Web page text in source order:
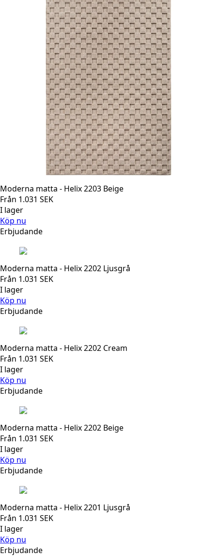
Moderna matta - Helix 2203 Beige
Från 1.031 SEK
I lager
Köp nu
Erbjudande
Moderna matta - Helix 2202 Ljusgrå
Från 1.031 SEK
I lager
Köp nu
Erbjudande
Moderna matta - Helix 2202 Cream
Från 1.031 SEK
I lager
Köp nu
Erbjudande
Moderna matta - Helix 2202 Beige
Från 1.031 SEK
I lager
Köp nu
Erbjudande
Moderna matta - Helix 2201 Ljusgrå
Från 1.031 SEK
I lager
Köp nu
Erbjudande